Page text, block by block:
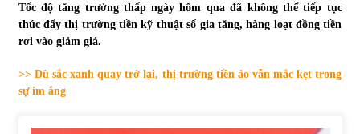
Tự doanh ngày 3.6.2022: CTCK mua ròng 28,7 tỷ đồng
Tốc độ tăng trưởng thấp ngày hôm qua đã không thể tiếp tục
thúc đẩy thị trường tiền kỹ thuật số gia tăng, hàng loạt đồng tiền
rơi vào giảm giá.
>> Dù sắc xanh quay trở lại, thị trường tiền ảo vẫn mắc kẹt trong
sự im ắng